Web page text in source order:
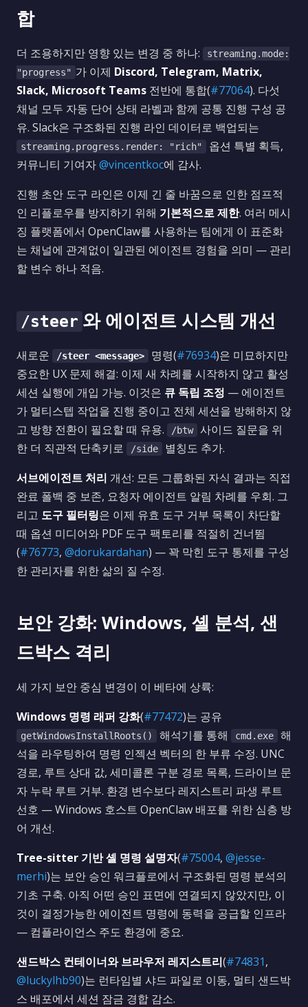
합
더 조용하지만 영향 있는 변경 중 하나:
streaming.mode:
"progress" 가 이제 Discord, Telegram, Matrix,
Slack, Microsoft Teams 전반에 통합(#77064). 다섯
채널 모두 자동 단어 상태 라벨과 함께 공통 진행 구성 공
유. Slack은 구조화된 진행 라인 데이터로 백업되는
streaming.progress.render: "rich"
옵션 특별 획득,
커뮤니티 기여자@vincentkoc에 감사.
진행 초안 도구 라인은 이제 긴 줄 바꿈으로 인한 점프적
인 리플로우를 방지하기 위해 기본적으로 제한. 여러 메시
징 플랫폼에서 OpenClaw를 사용하는 팀에게 이 표준화
는 채널에 관계없이 일관된 에이전트 경험을 의미 — 관리
할 변수 하나 적음.
/steer 와 에이전트 시스템 개선
새로운 /steer <message> 명령(#76934)은 미묘하지만
중요한 UX 문제 해결: 이제 새 차례를 시작하지 않고 활성
세션 실행에 개입 가능. 이것은 큐 독립 조정 — 에이전트
가 멀티스텝 작업을 진행 중이고 전체 세션을 방해하지 않
고 방향 전환이 필요할 때 유용.
/btw
사이드 질문을 위
한 더 직관적 단축키로
/side
별칭도 추가.
서브에이전트 처리 개선: 모든 그룹화된 자식 결과는 직접
완료 폴백 중 보존, 요청자 에이전트 알림 차례를 우회. 그
리고 도구 필터링은 이제 유효 도구 거부 목록이 차단할
때 옵션 미디어와 PDF 도구 팩토리를 적절히 건너뜀
(#76773, @dorukardahan) — 꽉 막힌 도구 통제를 구성
한 관리자를 위한 삶의 질 수정.
보안 강화: Windows, 셸 분석, 샌
드박스 격리
세 가지 보안 중심 변경이 이 베타에 상륙:
Windows 명령 래퍼 강화(#77472)는 공유
getWindowsInstallRoots() 해석기를 통해 cmd.exe
해
석을 라우팅하여 명령 인젝션 벡터의 한 부류 수정. UNC
경로, 루트 상대 값, 세미콜론 구분 경로 목록, 드라이브 문
자 누락 루트 거부. 환경 변수보다 레지스트리 파생 루트
선호 — Windows 호스트 OpenClaw 배포를 위한 심층 방
어 개선.
Tree-sitter 기반 셸 명령 설명자(#75004, @jesse-
merhi)는 보안 승인 워크플로에서 구조화된 명령 분석의
기초 구축. 아직 어떤 승인 표면에 연결되지 않았지만, 이
것이 결정가능한 에이전트 명령에 동력을 공급할 인프라
— 컴플라이언스 주도 환경에 중요.
샌드박스 컨테이너와 브라우저 레지스트리(#74831,
@luckylhb90)는 런타임별 샤드 파일로 이동, 멀티 샌드박
스 배포에서 세션 잠금 경합 감소.